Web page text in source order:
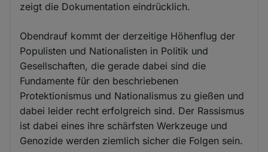
zeigt die Dokumentation eindrücklich.
Obendrauf kommt der derzeitige Höhenflug der
Populisten und Nationalisten in Politik und
Gesellschaften, die gerade dabei sind die
Fundamente für den beschriebenen
Protektionismus und Nationalismus zu gießen und
dabei leider recht erfolgreich sind. Der Rassismus
ist dabei eines ihre schärfsten Werkzeuge und
Genozide werden ziemlich sicher die Folgen sein.